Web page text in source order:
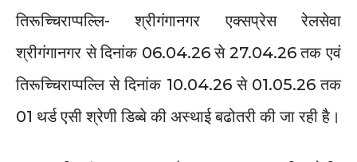
तिरूच्चिराप्पल्लि- श्रीगंगानगर एक्सप्रेस रेलसेवा
श्रीगंगानगर से दिनांक 06.04.26 से 27.04.26 तक एवं
तिरूच्चिराप्पल्लि से दिनांक 10.04.26 से 01.05.26 तक
01 थर्ड एसी श्रेणी डिब्बे की अस्थाई बढोतरी की जा रही है।